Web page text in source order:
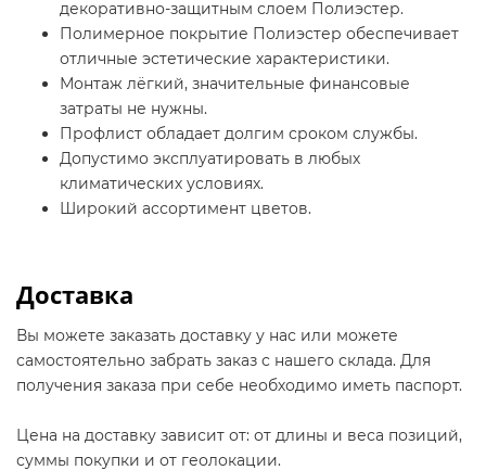
декоративно-защитным слоем Полиэстер.
Полимерное покрытие Полиэстер обеспечивает
отличные эстетические характеристики.
Монтаж лёгкий, значительные финансовые
затраты не нужны.
Профлист обладает долгим сроком службы.
Допустимо эксплуатировать в любых
климатических условиях.
Широкий ассортимент цветов.
Доставка
Вы можете заказать доставку у нас или можете
самостоятельно забрать заказ с нашего склада. Для
получения заказа при себе необходимо иметь паспорт.
Цена на доставку зависит от: от длины и веса позиций,
суммы покупки и от геолокации.